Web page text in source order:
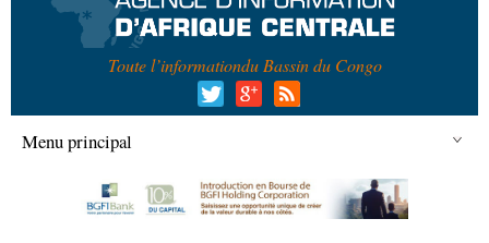
Toute l’informationdu Bassin du Congo
Menu principal